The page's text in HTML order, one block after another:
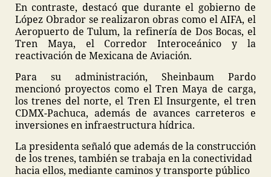
En contraste, destacó que durante el gobierno de
López Obrador se realizaron obras como el AIFA, el
Aeropuerto de Tulum, la refinería de Dos Bocas, el
Tren Maya, el Corredor Interoceánico y la
reactivación de Mexicana de Aviación.
Para su administración, Sheinbaum Pardo
mencionó proyectos como el Tren Maya de carga,
los trenes del norte, el Tren El Insurgente, el tren
CDMX-Pachuca, además de avances carreteros e
inversiones en infraestructura hídrica.
La presidenta señaló que además de la construcción
de los trenes, también se trabaja en la conectividad
hacia ellos, mediante caminos y transporte público